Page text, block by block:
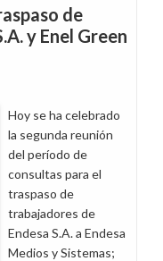
de
y Enel Green
Hoy se ha celebrado
la segunda reunión
del período de
consultas para el
traspaso de
trabajadores de
Endesa S.A. a Endesa
Medios y Sistemas;